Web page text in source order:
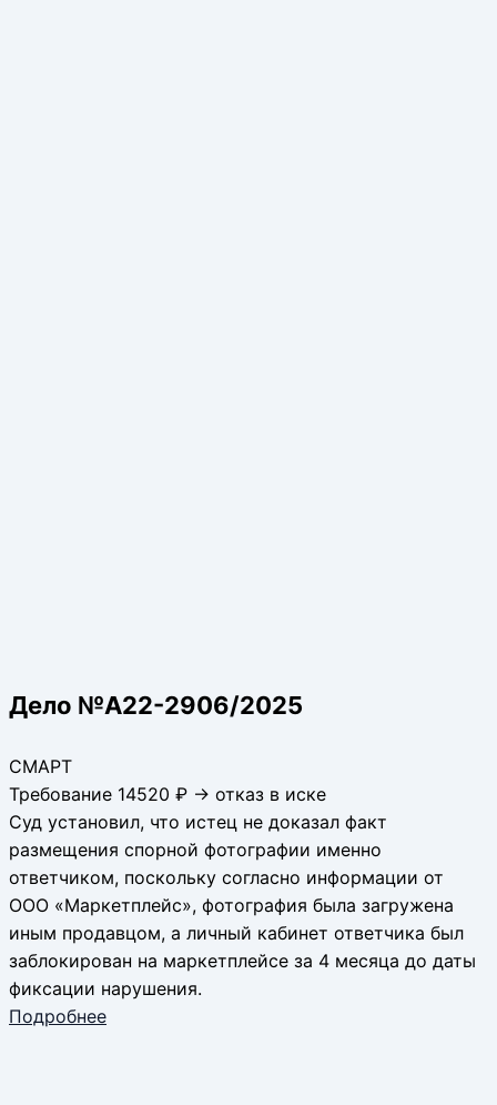
Дело №А22-2906/2025
СМАРТ
Требование 14520 ₽ → отказ в иске
Суд установил, что истец не доказал факт
размещения спорной фотографии именно
ответчиком, поскольку согласно информации от
ООО «Маркетплейс», фотография была загружена
иным продавцом, а личный кабинет ответчика был
заблокирован на маркетплейсе за 4 месяца до даты
фиксации нарушения.
Подробнее